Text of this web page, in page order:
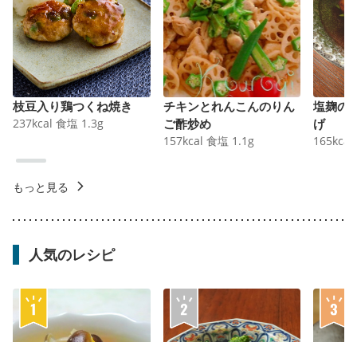
枝豆入り鶏つくね焼き
237kcal 食塩 1.3g
チキンとれんこんのりん
ご酢炒め
157kcal 食塩 1.1 g
塩麹の
げ
165kcal
もっと見る
人気のレシピ